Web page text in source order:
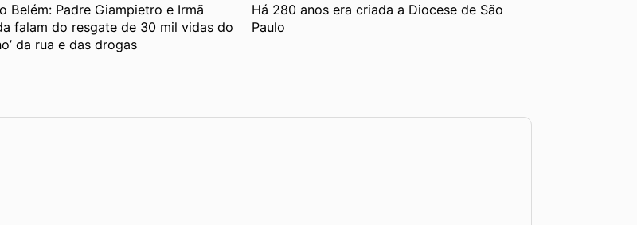
Belém: Padre Giampietro e Irmã
falam do resgate de 30 mil vidas do
da rua e das drogas
Há 280 anos era criada a Diocese de São
Paulo